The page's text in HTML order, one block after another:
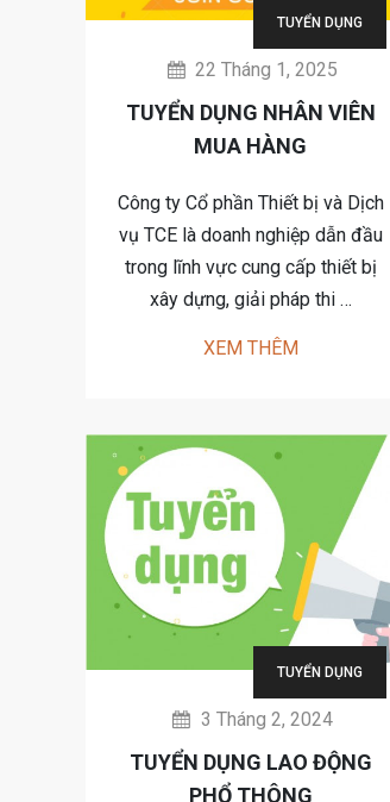
TUYỂN DỤNG
22 Tháng 1, 2025
TUYỂN DỤNG NHÂN VIÊN
MUA HÀNG
Công ty Cổ phần Thiết bị và Dịch
vụ TCE là doanh nghiệp dẫn đầu
trong lĩnh vực cung cấp thiết bị
xây dựng, giải pháp thi …
XEM THÊM
TUYỂN DỤNG
3 Tháng 2, 2024
TUYỂN DỤNG LAO ĐỘNG
PHỔ THÔNG